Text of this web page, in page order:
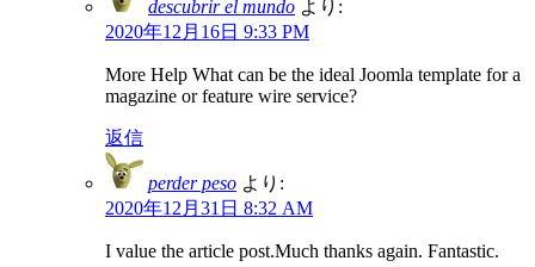
descubrir el mundo より:
2020年12月16日 9:33 PM
More Help What can be the ideal Joomla template for a
magazine or feature wire service?
返信
perder peso より:
2020年12月31日 8:32 AM
I value the article post.Much thanks again. Fantastic.